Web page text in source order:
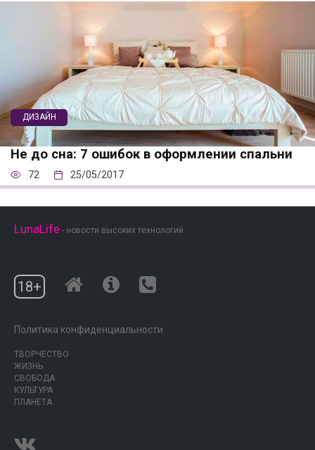
ДИЗАЙН
Не до сна: 7 ошибок в оформлении спальни
72 25/05/2017
LunaLife - новости высоких технологий
18+
Политика конфиденциальности
ТВОРЧЕСТВО
ЖИЗНЬ
СВОБОДА
КУЛЬТУРА
ПЛАНЕТА